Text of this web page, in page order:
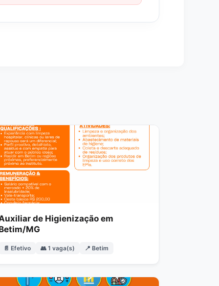
de Higienização em
MG
📄 Efetivo 👥 1 vaga(s) 📍 Betim